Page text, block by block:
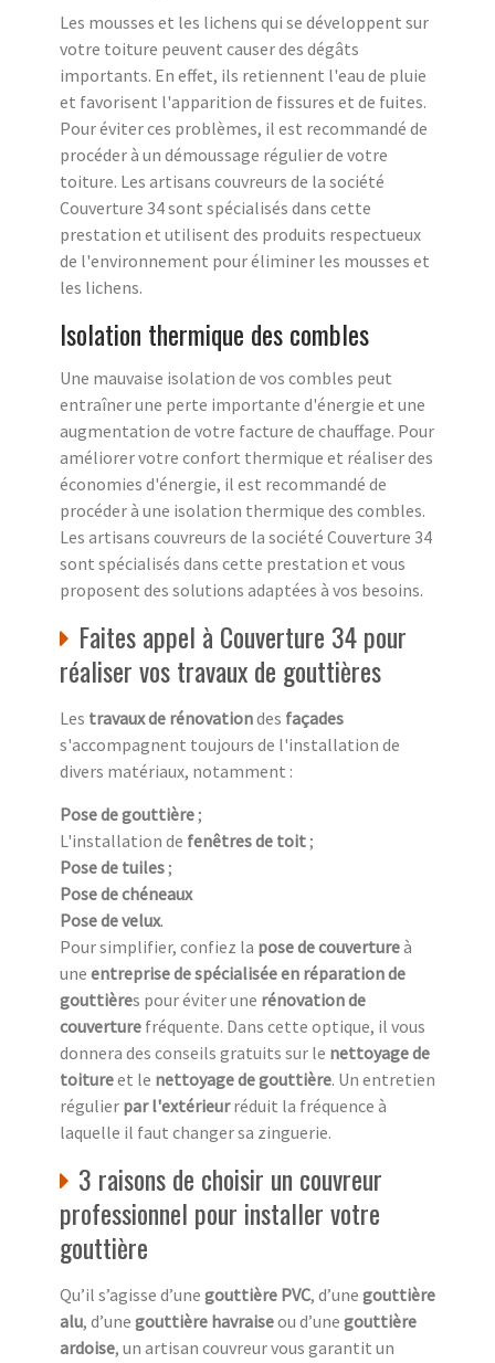
Les mousses et les lichens qui se développent sur
votre toiture peuvent causer des dégâts
importants. En effet, ils retiennent l'eau de pluie
et favorisent l'apparition de fissures et de fuites.
Pour éviter ces problèmes, il est recommandé de
procéder à un démoussage régulier de votre
toiture. Les artisans couvreurs de la société
Couverture 34 sont spécialisés dans cette
prestation et utilisent des produits respectueux
de l'environnement pour éliminer les mousses et
les lichens.
Isolation thermique des combles
Une mauvaise isolation de vos combles peut
entraîner une perte importante d'énergie et une
augmentation de votre facture de chauffage. Pour
améliorer votre confort thermique et réaliser des
économies d'énergie, il est recommandé de
procéder à une isolation thermique des combles.
Les artisans couvreurs de la société Couverture 34
sont spécialisés dans cette prestation et vous
proposent des solutions adaptées à vos besoins.
Faites appel à Couverture 34 pour
réaliser vos travaux de gouttières
Les travaux de rénovationdes façades
s'accompagnent toujours de l'installation de
divers matériaux, notamment :
Pose de gouttière;
L'installation de fenêtres de toit;
Pose de tuiles;
Pose de chéneaux
Pose de velux.
Pour simplifier, confiez la pose de couvertureà
une entreprise de spécialisée en réparation de
gouttières pour éviter une rénovation de
couverture fréquente. Dans cette optique, il vous
donnera des conseils gratuits sur le nettoyage de
toitureet le nettoyage de gouttière. Un entretien
régulier par l'extérieurréduit la fréquence à
laquelle il faut changer sa zinguerie.
3 raisons de choisir un couvreur
professionnel pour installer votre
gouttière
Qu’il s’agisse d’une gouttière PVC, d’une gouttière
alu, d’une gouttière havraiseou d’une gouttière
ardoise, un artisan couvreur vous garantit un